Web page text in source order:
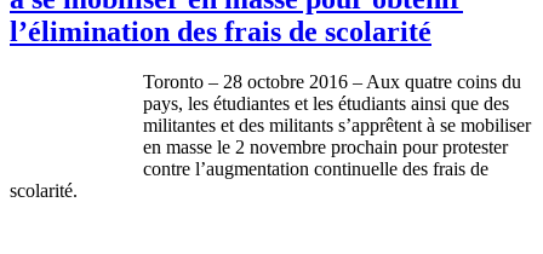
l’élimination des frais de scolarité
Toronto – 28 octobre 2016 – Aux quatre coins du
pays, les étudiantes et les étudiants ainsi que des
militantes et des militants s’apprêtent à se mobiliser
en masse le 2 novembre prochain pour protester
contre l’augmentation continuelle des frais de
scolarité.